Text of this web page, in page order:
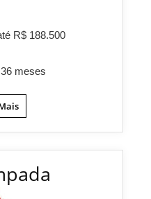
R$ 188.500
meses